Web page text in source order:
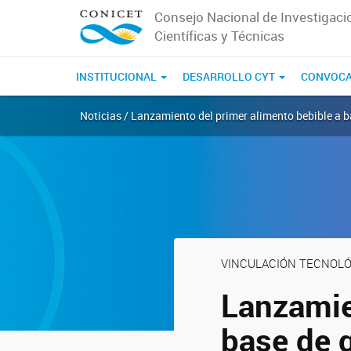
Consejo Nacional de
Científicas y Técnicas
INSTITUCIONAL DESARROLLO CYT
Noticias / Lanzamiento del primer alimento bebible a
VINCULACIÓN
base de